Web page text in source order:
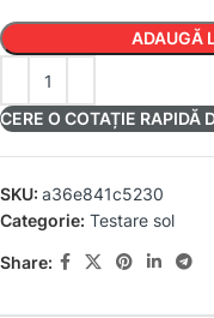
ADAUGĂ
CERE O COTAȚIE RAPIDĂ
SKU: a36e841c5230
Categorie: Testare sol
Share: